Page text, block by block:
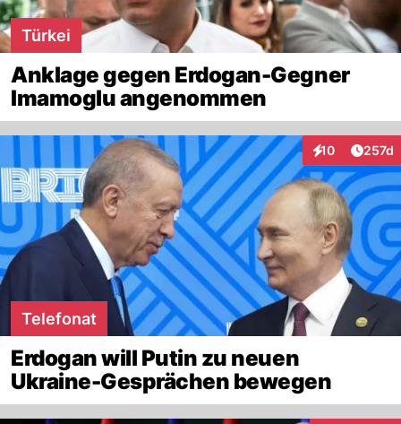
Türkei
Anklage gegen Erdogan-Gegner
Imamoglu angenommen
10
Interaktionen
257d
Telefonat
Erdogan will Putin zu neuen
Ukraine-Gesprächen bewegen